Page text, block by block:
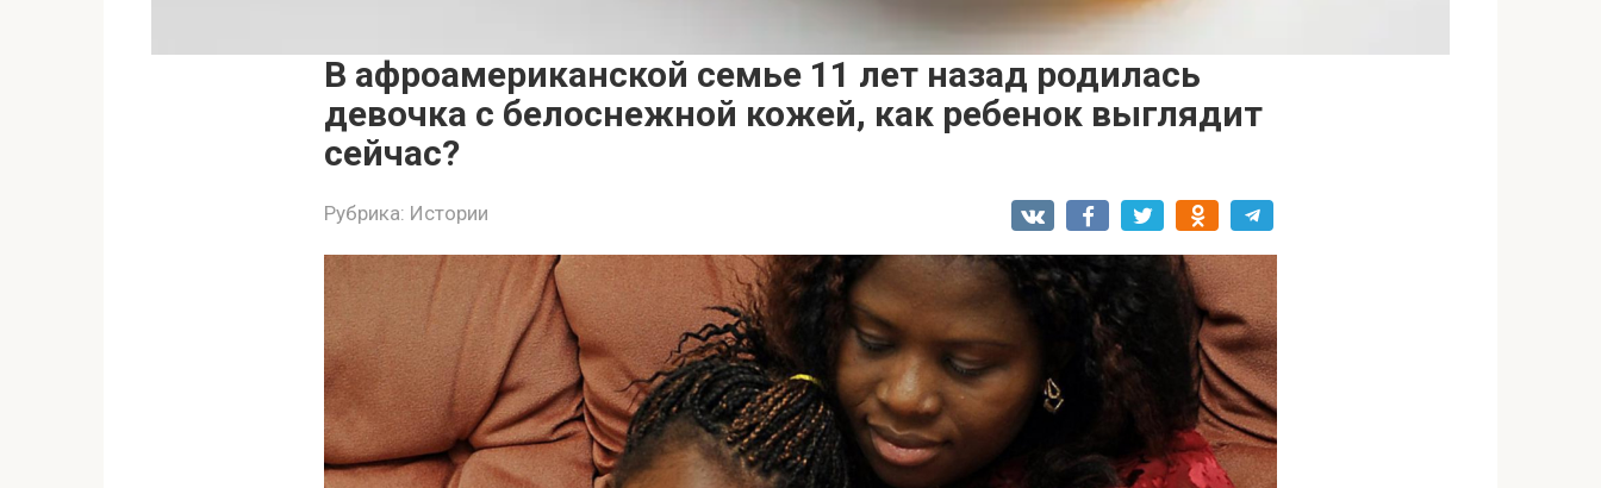
В афроамериканской семье 11 лет назад родилась
девочка с белоснежной кожей, как ребенок выглядит
сейчас?
Рубрика: Истории